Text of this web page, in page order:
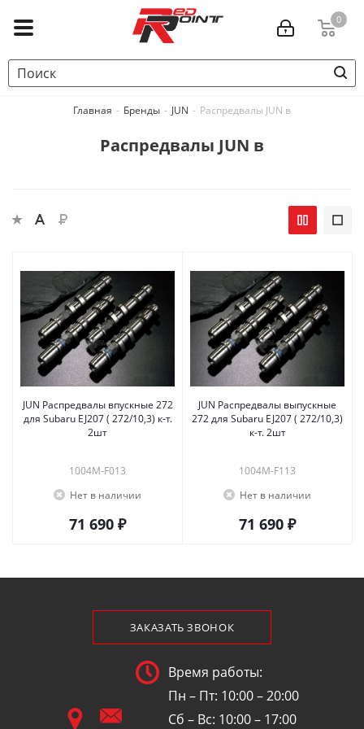
0
Главная - Бренды - JUN - Распредвалы JUN в
Распредвалы JUN в
JUN Распредвалы впускные 272
для Subaru EJ207 ( 272/10,3) к-т.
2шт
1004M-F013
Нет в наличии
71 690 ₽
JUN Распредвалы выпускные
272 для Subaru EJ207 ( 272/10,3)
к-т. 2шт
1004M-F113
Нет в наличии
71 690 ₽
ЗАКАЗАТЬ ЗВОНОК
Время работы:
Пн – Пт: 10:00 – 20:00
Сб – Вс: 10:00 – 17:00